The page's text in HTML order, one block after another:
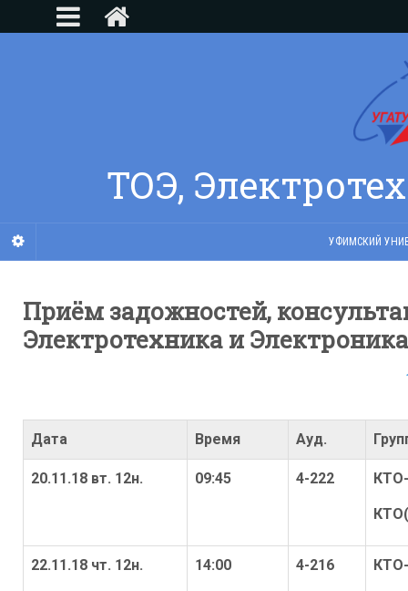
ТОЭ,
УФИМСКИЙ
Приём задожностей,
Электротехника и Электроника
Дата Время Ауд.
20.11.18 вт. 12н. 09:45 4-222
22.11.18 чт. 12н. 14:00 4-216